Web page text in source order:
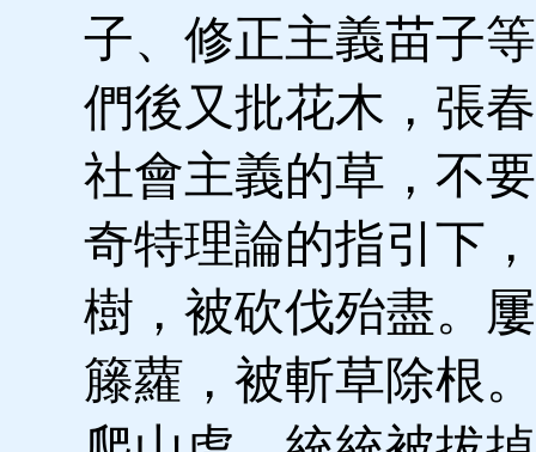
子、修正主義苗子
們後又批花木，張
社會主義的草，不
奇特理論的指引下
樹，被砍伐殆盡。
籐蘿，被斬草除根